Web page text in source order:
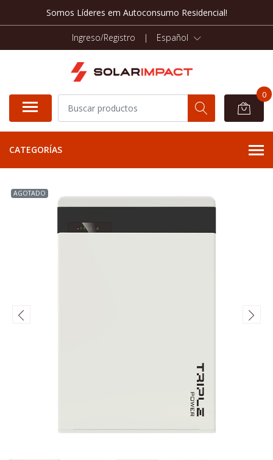
Somos Líderes em Autoconsumo Residencial!
Ingreso/Registro | Español
0
CATEGORÍAS
AGOTADO